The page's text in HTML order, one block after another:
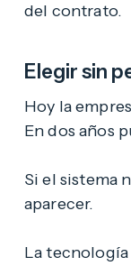
del contrato.
Elegir sin
Hoy la
En dos años
Si el sistema
aparecer.
La